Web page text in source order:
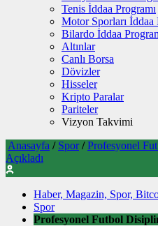
Tenis İddaa Programı
Motor Sporları İddaa
Bilardo İddaa
Altınlar
Canlı Borsa
Dövizler
Hisseler
Kripto Paralar
Pariteler
Vizyon Takvimi
Anasayfa / Spor / Profesyonel
Açıkladı
Haber, Magazin, Spor,
Spor
Profesyonel Futbol